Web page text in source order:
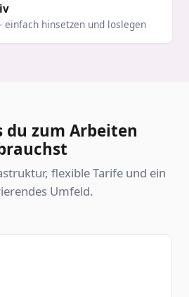
einfach hinsetzen und loslegen
du zum Arbeiten
flexible Tarife und ein
Umfeld.